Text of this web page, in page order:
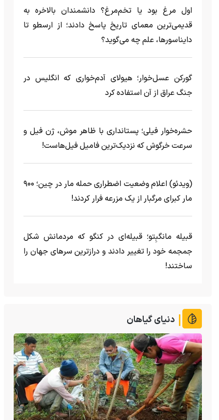
اول مرغ بود یا تخم‌مرغ؟ دانشمندان بالاخره به
قدیمی‌ترین معمای تاریخ پاسخ دادند؛ از ارسطو تا
دایناسورها، علم چه می‌گوید؟
گورکن عسل‌خوار؛ هیولای آدم‌خواری که انگلیس در
جنگ عراق از آن استفاده کرد
حشره‌خوار فیلی؛ پستانداری با ظاهر موش، ژن فیل و
سرعت خرگوش که نزدیک‌ترین فامیل فیل‌هاست!
(ویدئو) اعلام وضعیت اضطراری حمله مار‌ در چین؛ ۹۰۰
مار کبرای مرگبار از یک مزرعه‌ فرار کردند!
قبیله مانگبِتو؛ قبیله‌ای در کنگو که مردمانش شکل
جمجمه خود را تغییر دادند و درازترین سرهای جهان را
ساختند!
دنیای گیاهان